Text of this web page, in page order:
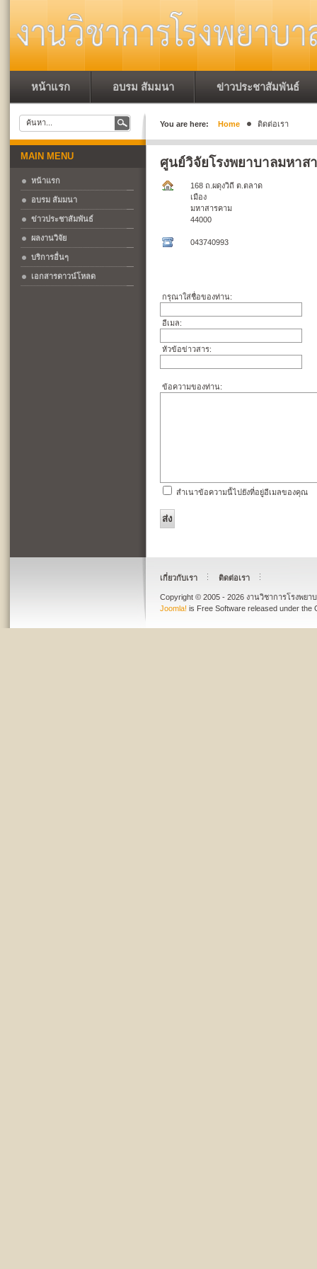
หน้าแรก อบรม สัมมนา ข่าวประชาสัมพันธ์
You are here: Home ติดต่อเรา
ศูนย์วิจัยโรงพยาบาลมหาส
168 ถ.ผดุงวิถี ต.ตลาด
เมือง
มหาสารคาม
44000
043740993
กรุณาใส่ชื่อของท่าน:
อีเมล:
หัวข้อข่าวสาร:
ข้อความของท่าน:
สำเนาข้อความนี้ไปยังที่อยู่อีเมลของคุณ
ส่ง
MAIN MENU
หน้าแรก
อบรม สัมมนา
ข่าวประชาสัมพันธ์
ผลงานวิจัย
บริการอื่นๆ
เอกสารดาวน์โหลด
เกี่ยวกับเรา ติดต่อเรา
Copyright © 2005 - 2026 งานวิชาการโรงพย
Joomla! is Free Software released under the